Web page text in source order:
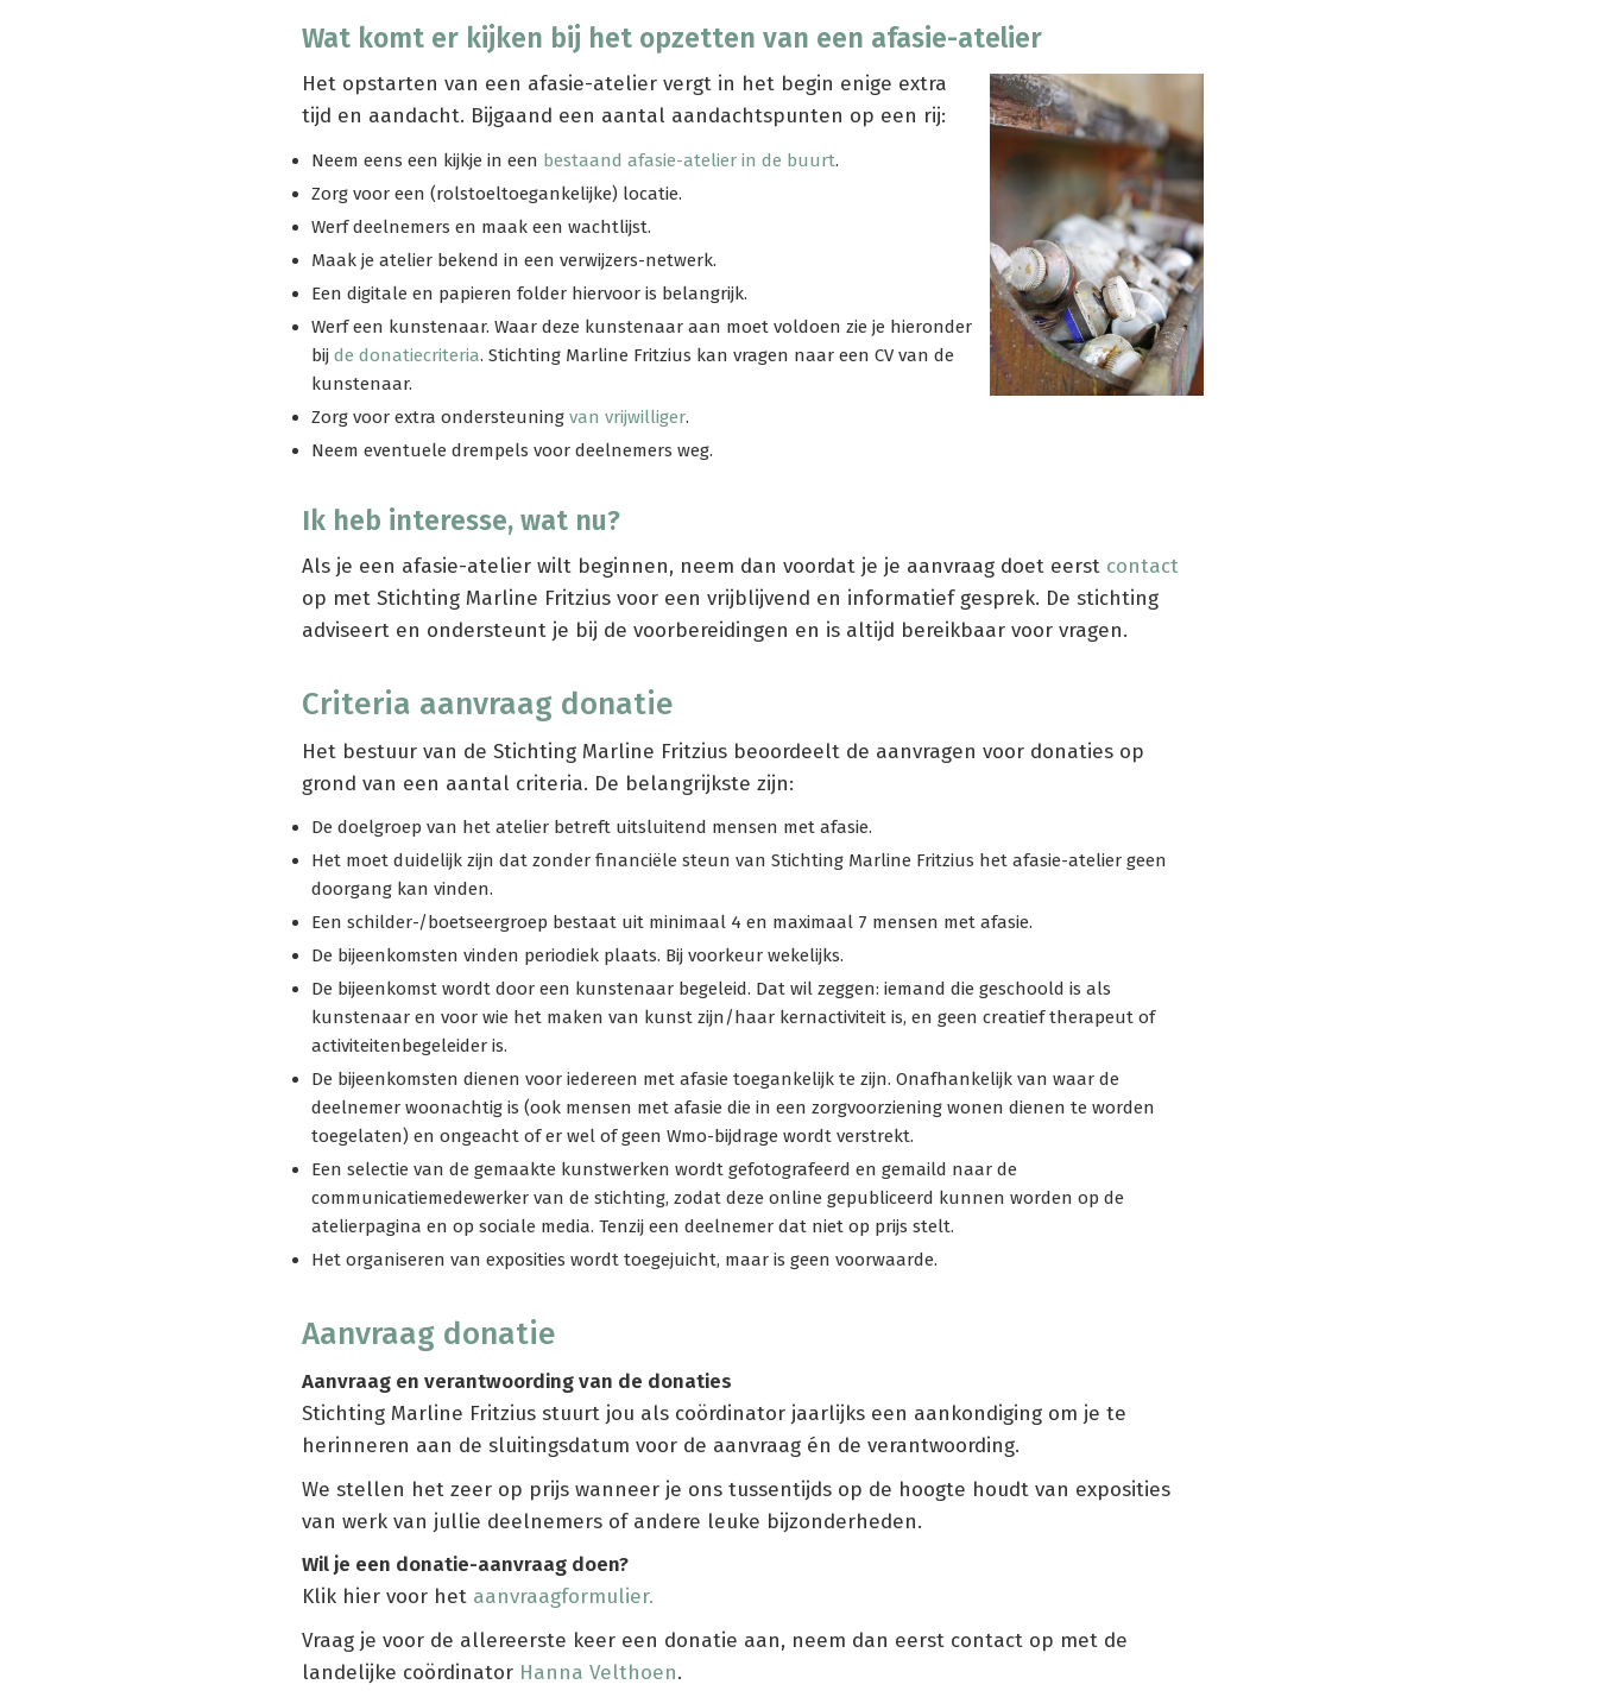
Wat komt er kijken bij het opzetten van een afasie-atelier
Het opstarten van een afasie-atelier vergt in het begin enige extra
tijd en aandacht. Bijgaand een aantal aandachtspunten op een rij:
Neem eens een kijkje in een bestaand afasie-atelier in de buurt.
Zorg voor een (rolstoeltoegankelijke) locatie.
Werf deelnemers en maak een wachtlijst.
Maak je atelier bekend in een verwijzers-netwerk.
Een digitale en papieren folder hiervoor is belangrijk.
Werf een kunstenaar. Waar deze kunstenaar aan moet voldoen zie je hieronder
bij de donatiecriteria. Stichting Marline Fritzius kan vragen naar een CV van de
kunstenaar.
Zorg voor extra ondersteuning van vrijwilliger.
Neem eventuele drempels voor deelnemers weg.
Ik heb interesse, wat nu?
Als je een afasie-atelier wilt beginnen, neem dan voordat je je aanvraag doet eerst contact
op met Stichting Marline Fritzius voor een vrijblijvend en informatief gesprek. De stichting
adviseert en ondersteunt je bij de voorbereidingen en is altijd bereikbaar voor vragen.
Criteria aanvraag donatie
Het bestuur van de Stichting Marline Fritzius beoordeelt de aanvragen voor donaties op
grond van een aantal criteria. De belangrijkste zijn:
De doelgroep van het atelier betreft uitsluitend mensen met afasie.
Het moet duidelijk zijn dat zonder financiële steun van Stichting Marline Fritzius het afasie-atelier geen
doorgang kan vinden.
Een schilder-/boetseergroep bestaat uit minimaal 4 en maximaal 7 mensen met afasie.
De bijeenkomsten vinden periodiek plaats. Bij voorkeur wekelijks.
De bijeenkomst wordt door een kunstenaar begeleid. Dat wil zeggen: iemand die geschoold is als
kunstenaar en voor wie het maken van kunst zijn/haar kernactiviteit is, en geen creatief therapeut of
activiteitenbegeleider is.
De bijeenkomsten dienen voor iedereen met afasie toegankelijk te zijn. Onafhankelijk van waar de
deelnemer woonachtig is (ook mensen met afasie die in een zorgvoorziening wonen dienen te worden
toegelaten) en ongeacht of er wel of geen Wmo-bijdrage wordt verstrekt.
Een selectie van de gemaakte kunstwerken wordt gefotografeerd en gemaild naar de
communicatiemedewerker van de stichting, zodat deze online gepubliceerd kunnen worden op de
atelierpagina en op sociale media. Tenzij een deelnemer dat niet op prijs stelt.
Het organiseren van exposities wordt toegejuicht, maar is geen voorwaarde.
Aanvraag donatie
Aanvraag en verantwoording van de donaties
Stichting Marline Fritzius stuurt jou als coördinator jaarlijks een aankondiging om je te
herinneren aan de sluitingsdatum voor de aanvraag én de verantwoording.
We stellen het zeer op prijs wanneer je ons tussentijds op de hoogte houdt van exposities
van werk van jullie deelnemers of andere leuke bijzonderheden.
Wil je een donatie-aanvraag doen?
Klik hier voor het aanvraagformulier.
Vraag je voor de allereerste keer een donatie aan, neem dan eerst contact op met de
landelijke coördinator Hanna Velthoen.